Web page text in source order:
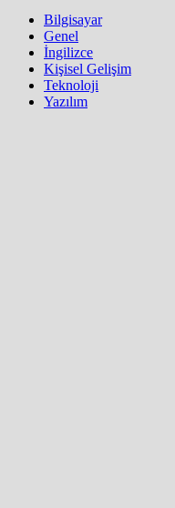
Bilgisayar
Genel
İngilizce
Kişisel Gelişim
Teknoloji
Yazılım